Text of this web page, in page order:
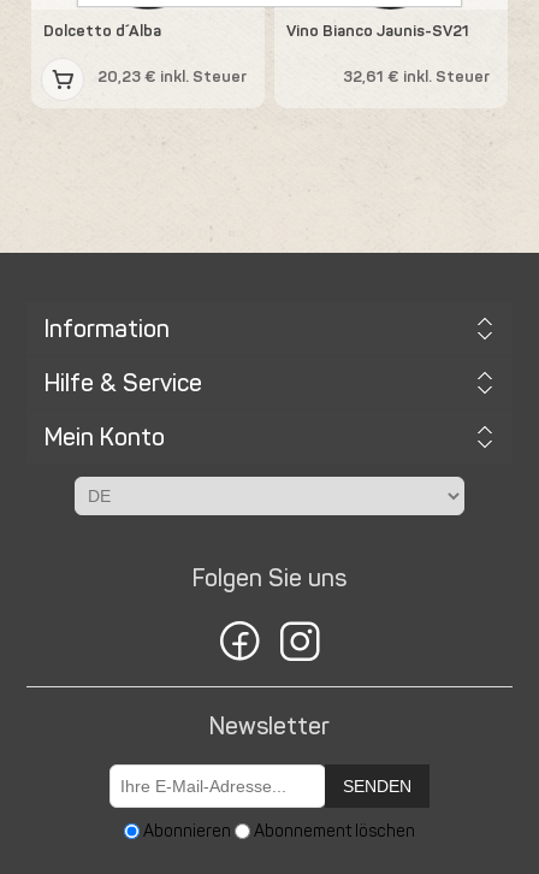
Dolcetto d´Alba
20,23 € inkl. Steuer
Vino Bianco Jaunis-SV21
32,61 € inkl. Steuer
Information
Hilfe & Service
Mein Konto
Folgen Sie uns
Newsletter
SENDEN
Abonnieren Abonnement löschen